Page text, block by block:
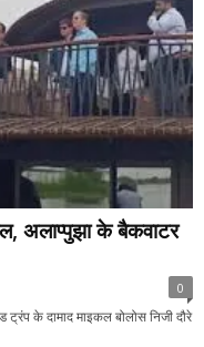
अलाप्पुझा के बैकवाटर
0
ट्रंप के दामाद माइकल बोलोस निजी दौरे